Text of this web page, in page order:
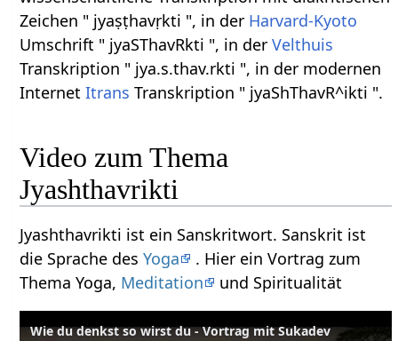
Zeichen " jyaṣṭhavṛkti ", in der Harvard-Kyoto
Umschrift " jyaSThavRkti ", in derVelthuis
Transkription " jya.s.thav.rkti ", in der modernen
InternetItrans Transkription " jyaShThavR^ikti ".
Video zum Thema
Jyashthavrikti
Jyashthavrikti ist ein Sanskritwort. Sanskrit ist
die Sprache desYoga
. Hier ein Vortrag zum
Thema Yoga, Meditation und Spiritualität
Wie du denkst so wirst du - Vortrag mit Sukadev